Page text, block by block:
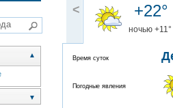
▲
▼
< +22°
ночью +11°
Время суток
Погодные явления